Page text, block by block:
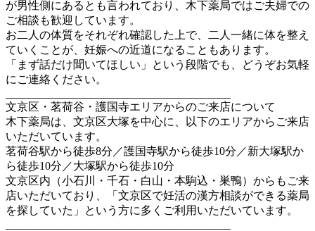
が男性側にあるとも言われており、木下薬局ではご夫婦での
ご相談も歓迎しています。
お二人の体質をそれぞれ確認した上で、二人一緒に体を整え
ていくことが、妊娠への近道になることもあります。
「まず話だけ聞いてほしい」という段階でも、どうぞお気軽
にご連絡ください。
文京区・茗荷谷・護国寺エリアからのご来店について
木下薬局は、文京区大塚を中心に、以下のエリアからご来店
いただいています。
茗荷谷駅から徒歩8分／護国寺駅から徒歩10分／新大塚駅か
ら徒歩10分／大塚駅から徒歩10分
文京区内（小石川・千石・白山・本駒込・巣鴨）からもご来
店いただいており、「文京区で妊活の漢方相談ができる薬局
を探していた」という方に多くご利用いただいています。